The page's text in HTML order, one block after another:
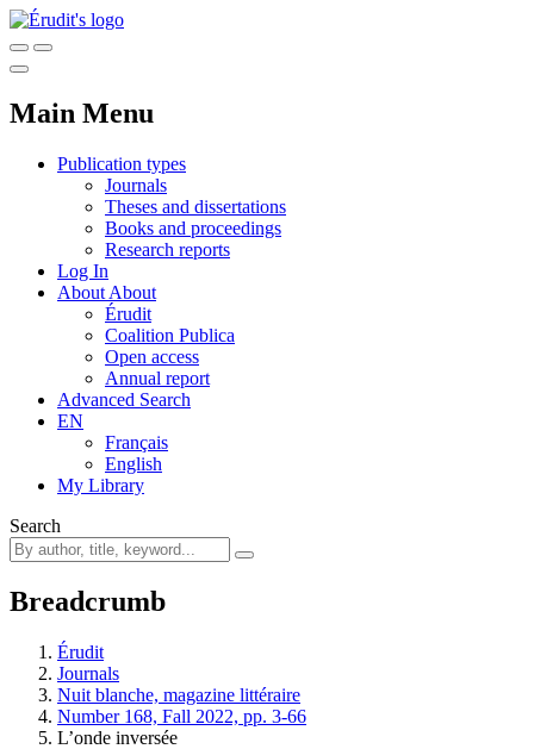
Main Menu
Publication types
Journals
Theses and dissertations
Books and proceedings
Research reports
Log In
About About
Érudit
Coalition Publica
Open access
Annual report
Advanced Search
EN
Français
English
My Library
Search
Breadcrumb
Érudit
Journals
Nuit blanche, magazine littéraire
Number 168, Fall 2022, pp. 3-66
L’onde inversée